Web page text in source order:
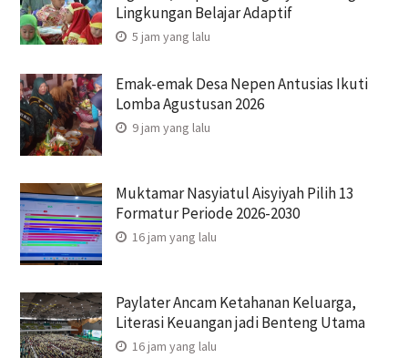
Lingkungan Belajar Adaptif
5 jam yang lalu
Emak-emak Desa Nepen Antusias Ikuti
Lomba Agustusan 2026
9 jam yang lalu
Muktamar Nasyiatul Aisyiyah Pilih 13
Formatur Periode 2026-2030
16 jam yang lalu
Paylater Ancam Ketahanan Keluarga,
Literasi Keuangan jadi Benteng Utama
16 jam yang lalu